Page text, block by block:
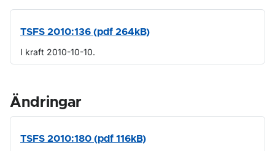
TSFS 2010:136 (pdf 264kB)
I kraft 2010-10-10.
Ändringar
TSFS 2010:180 (pdf 116kB)